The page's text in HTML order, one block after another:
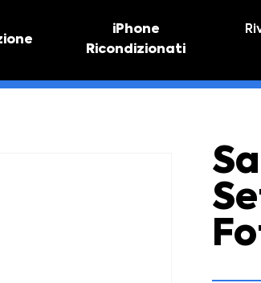
iPhone
Ricondizionati
RIPARAZIONE IPHONE
Sostituzione batteria